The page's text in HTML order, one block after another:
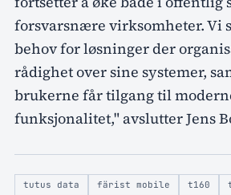
forsvarsnære virksomheter. Vi
behov for løsninger der
rådighet over sine systemer,
brukerne får tilgang til
funksjonalitet," avslutter Jens
tutus data färist mobile t160